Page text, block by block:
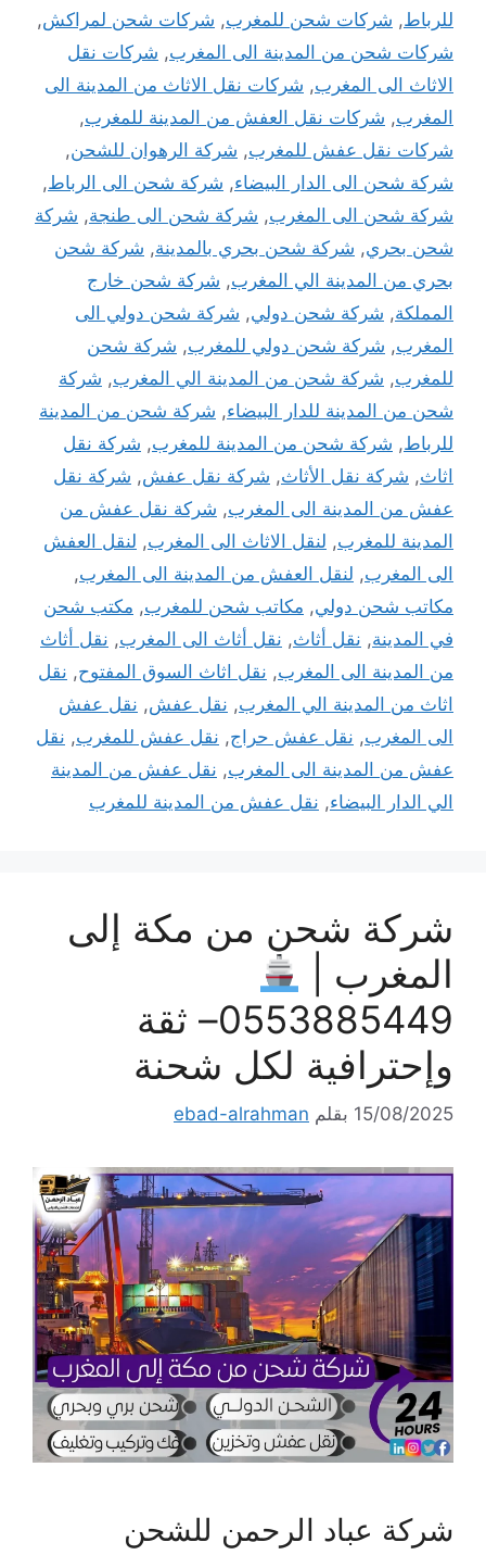
للرباط, شركات شحن للمغرب, شركات شحن لمراكش,
شركات شحن من المدينة الى المغرب, شركات نقل
الاثاث الى المغرب, شركات نقل الاثاث من المدينة الى
المغرب, شركات نقل العفش من المدينة للمغرب,
شركات نقل عفش للمغرب, شركة الرهوان للشحن,
شركة شحن الى الدار البيضاء, شركة شحن الى الرباط,
شركة شحن الى المغرب, شركة شحن الى طنجة, شركة
شحن بحري, شركة شحن بحري بالمدينة, شركة شحن
بحري من المدينة الي المغرب, شركة شحن خارج
المملكة, شركة شحن دولي, شركة شحن دولي الى
المغرب, شركة شحن دولي للمغرب, شركة شحن
للمغرب, شركة شحن من المدينة الي المغرب, شركة
شحن من المدينة للدار البيضاء, شركة شحن من المدينة
للرباط, شركة شحن من المدينة للمغرب, شركة نقل
اثاث, شركة نقل الأثاث, شركة نقل عفش, شركة نقل
عفش من المدينة الى المغرب, شركة نقل عفش من
المدينة للمغرب, لنقل الاثاث الى المغرب, لنقل العفش
الى المغرب, لنقل العفش من المدينة الى المغرب,
مكاتب شحن دولي, مكاتب شحن للمغرب, مكتب شحن
في المدينة, نقل أثاث, نقل أثاث الى المغرب, نقل أثاث
من المدينة الى المغرب, نقل اثاث السوق المفتوح, نقل
اثاث من المدينة الي المغرب, نقل عفش, نقل عفش
الى المغرب, نقل عفش حراج, نقل عفش للمغرب, نقل
عفش من المدينة الى المغرب, نقل عفش من المدينة
الي الدار البيضاء, نقل عفش من المدينة للمغرب
شركة شحن من مكة إلى
المغرب |
0553885449– ثقة
وإحترافية لكل شحنة
15/08/2025 بقلم ebad-alrahman
شركة عباد الرحمن للشحن